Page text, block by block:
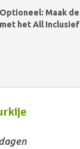
Optioneel: Maak
met het All